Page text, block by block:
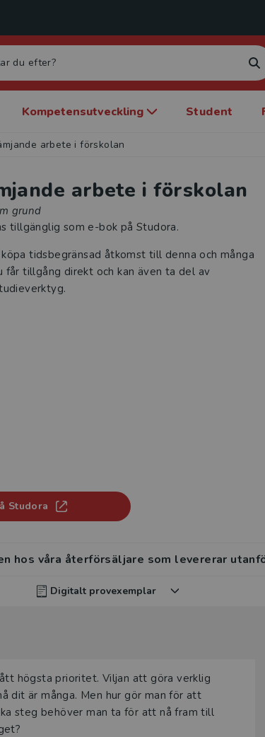
Kompetensutveckling Student
arbete i förskolan
arbete i förskolan
grund
tillgänglig som e-bok på Studora.
tidsbegränsad åtkomst till denna och många
får tillgång direkt och kan även ta del av
Studora
hos våra återförsäljare som levererar
Digitalt provexemplar
tillhandahålls via Studora.se och ger dig
att erbjudandet endast gäller relevanta
ämne) och dig som är verksam i Sverige. Du kan
önskar ytterligare information eller har frågor om
högsta prioritet. Viljan att göra verklig
dit är många. Men hur gör man för att
steg behöver man ta för att nå fram till